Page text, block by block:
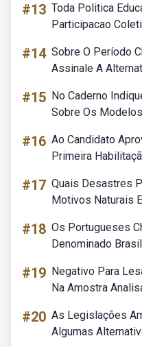
#13 Toda Politica
Participacao
#14 Sobre O Período
Assinale A
#15 No Caderno
Sobre Os
#16 Ao Candidato
Primeira
#17 Quais Desastres
Motivos Naturais
#18 Os Portugueses
Denominado
#19 Negativo Para
Na Amostra
#20 As Legislações
Algumas